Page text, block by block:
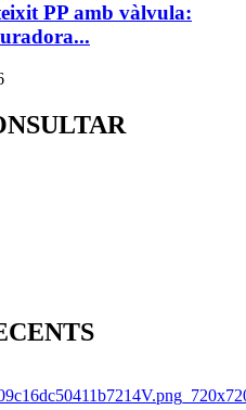
PP amb vàlvula: